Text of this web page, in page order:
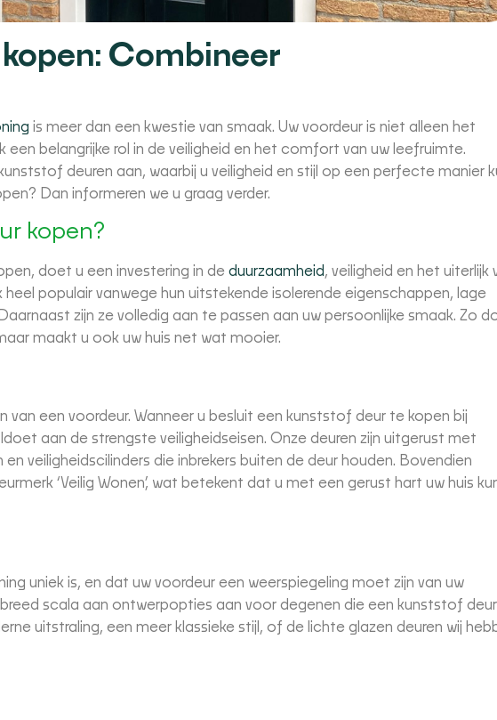
Combineer
is meer dan een kwestie van smaak. Uw voordeur is niet alleen het
een belangrijke rol in de veiligheid en het comfort van uw leefruimte.
deuren aan, waarbij u veiligheid en stijl op een perfecte manier
Dan informeren we u graag verder.
kopen?
doet u een investering in de duurzaamheid, veiligheid en het uiterlijk
heel populair vanwege hun uitstekende isolerende eigenschappen, lage
zijn ze volledig aan te passen aan uw persoonlijke smaak. Zo
maakt u ook uw huis net wat mooier.
van een voordeur. Wanneer u besluit een kunststof deur te kopen bij
aan de strengste veiligheidseisen. Onze deuren zijn uitgerust met
veiligheidscilinders die inbrekers buiten de deur houden. Bovendien
‘Veilig Wonen’, wat betekent dat u met een gerust hart uw huis
uniek is, en dat uw voordeur een weerspiegeling moet zijn van uw
scala aan ontwerpopties aan voor degenen die een kunststof deur
uitstraling, een meer klassieke stijl, of de lichte glazen deuren wij